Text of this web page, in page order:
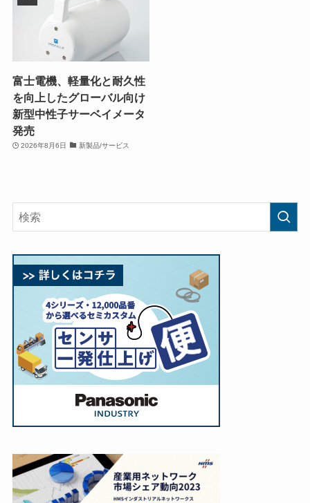
富士電機、軽量化と耐久性
を向上したグローバル向け
新型中性子サーベイメータ
発売
2026年8月6日 新製品/サービス